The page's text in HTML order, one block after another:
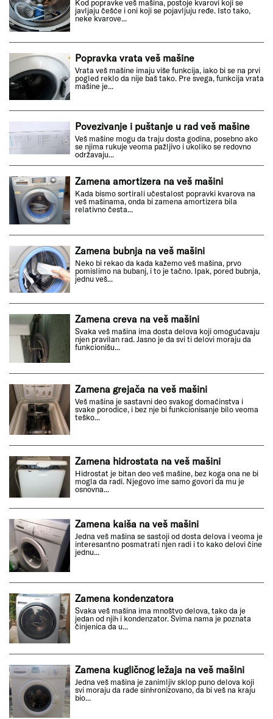
Kod popravke veš mašina, postoje kvarovi koji se
javljaju češće i oni koji se pojavljuju ređe. Isto tako,
neke kvarove...
Popravka vrata veš mašine
Vrata veš mašine imaju više funkcija, iako bi se na prvi
pogled reklo da nije baš tako. Pre svega, funkcija vrata
mašine je...
Povezivanje i puštanje u rad veš mašine
Veš mašine mogu da traju dosta godina, posebno ako
se njima rukuje veoma pažljivo i ukoliko se redovno
održavaju...
Zamena amortizera na veš mašini
Kada bismo sortirali učestalost popravki kvarova na
veš mašinama, onda bi zamena amortizera bila
relativno česta...
Zamena bubnja na veš mašini
Neko bi rekao da kada kažemo veš mašina, prvo
pomislimo na bubanj, i to je tačno. Ipak, pored bubnja,
jednu veš...
Zamena creva na veš mašini
Svaka veš mašina ima dosta delova koji omogućavaju
njen pravilan rad. Jasno je da svi ti delovi moraju da
funkcionišu...
Zamena grejača na veš mašini
Veš mašina je sastavni deo svakog domaćinstva i
svake porodice, i bez nje bi funkcionisanje bilo veoma
teško...
Zamena hidrostata na veš mašini
Hidrostat je bitan deo veš mašine, bez koga ona ne bi
mogla da radi. Njegovo ime samo govori da mu je
osnovna...
Zamena kaiša na veš mašini
Jedna veš mašina se sastoji od dosta delova i veoma je
interesantno posmatrati njen radi i to kako delovi čine
jednu...
Zamena kondenzatora
Svaka veš mašina ima mnoštvo delova, tako da je
jedan od njih i kondenzator. Svima nama je poznata
činjenica da u...
Zamena kugličnog ležaja na veš mašini
Jedna veš mašina je zanimljiv sklop puno delova koji
svi moraju da rade sinhronizovano, da bi veš na kraju
bio...